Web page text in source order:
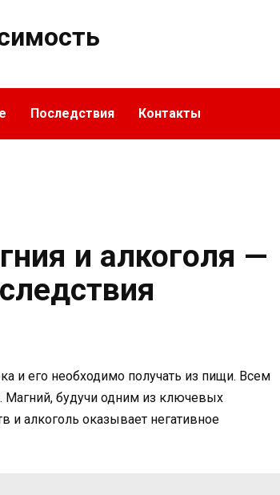
Последствия Контакты
и алкоголя —
и его необходимо получать из пищи. Всем
Магний, будучи одним из ключевых
и алкоголь оказывает негативное